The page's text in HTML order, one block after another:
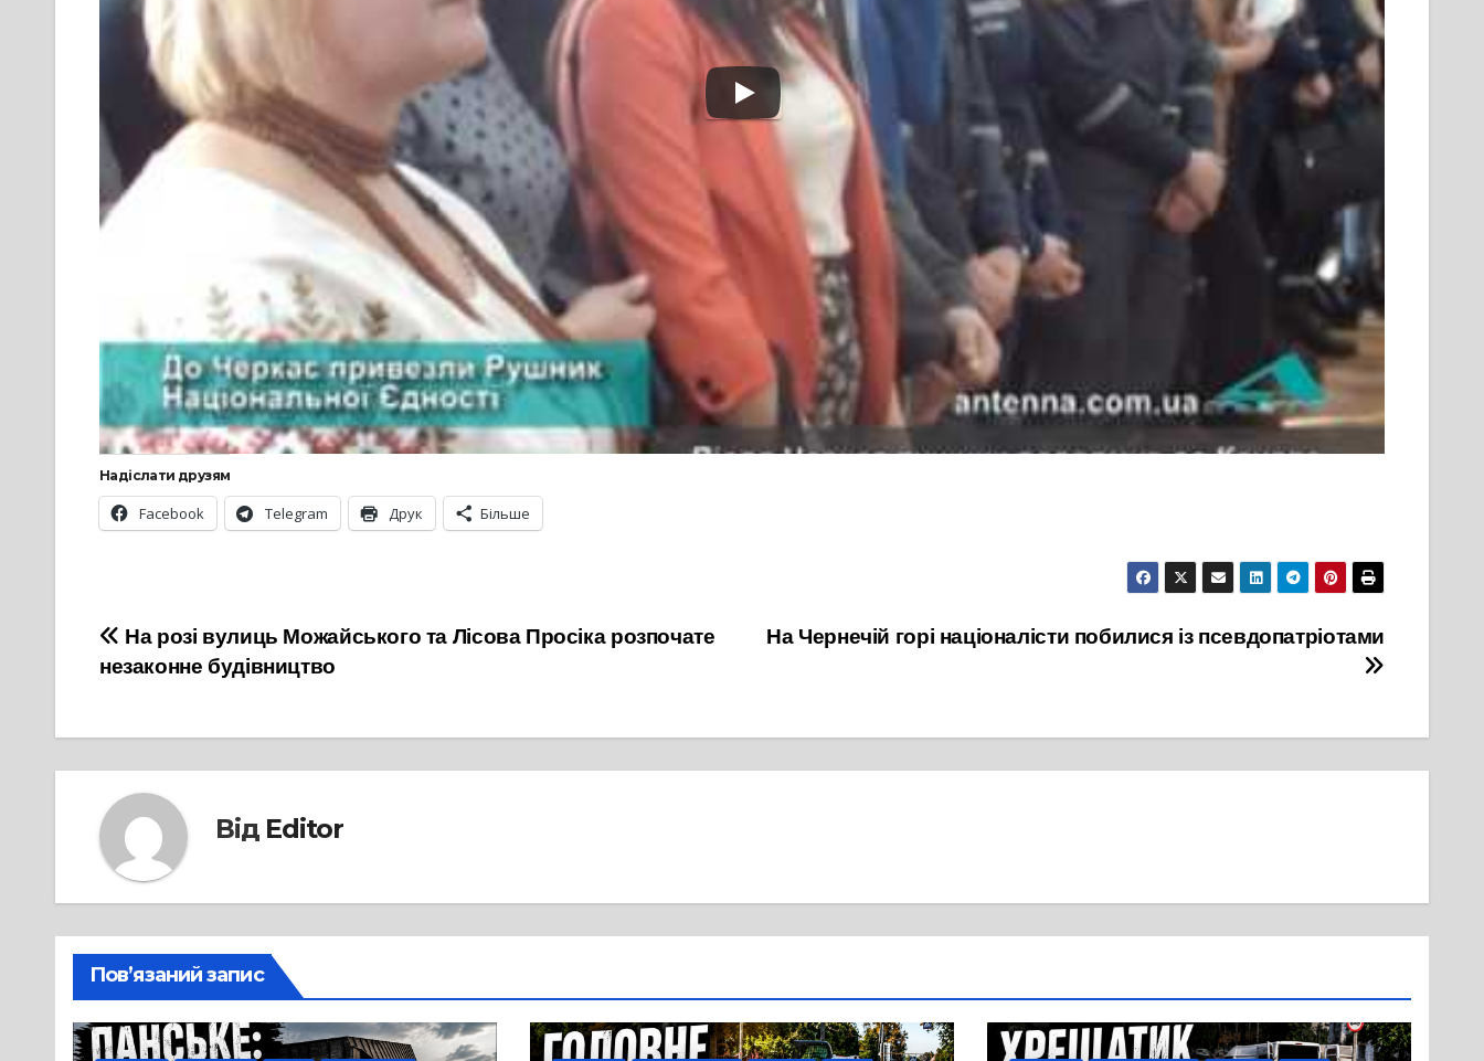
Надіслати друзям
Facebook Telegram Друк Більше
Навігація
записів
На Чернечій горі націоналісти побилися із псевдопатріотами
На розі вулиць Можайського та Лісова Просіка розпочате
незаконне будівництво
Від Editor
Пов’язаний запис